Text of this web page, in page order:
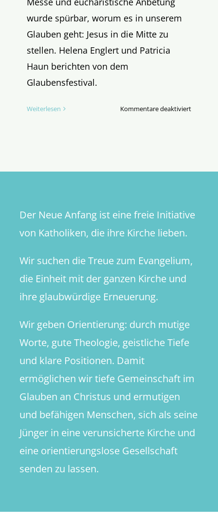
wurde spürbar, worum es in unserem
Glauben geht: Jesus in die Mitte zu
stellen. Helena Englert und Patricia
Haun berichten von dem
Glaubensfestival.
Weiterlesen Kommentare deaktiviertfür
Der Neue Anfang ist eine freie Initiative
von Katholiken, die ihre Kirche lieben.
Wir suchen die Treue zum Evangelium,
die Einheit mit der ganzen Kirche und
ihre glaubwürdige Erneuerung.
Wir geben Orientierung: durch mutige
Worte, gute Theologie, geistliche Tiefe
und klare Positionen. Damit
ermöglichen wir tiefe Gemeinschaft im
Glauben an Christus und ermutigen
und befähigen Menschen, sich als seine
Jünger in eine verunsicherte Kirche und
eine orientierungslose Gesellschaft
senden zu lassen.